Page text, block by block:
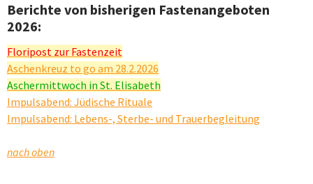
Berichte von bisherigen Fastenangeboten
2026:
Floripost zur Fastenzeit
Aschenkreuz to go am 28.2.2026
Aschermittwoch in St. Elisabeth
Impulsabend: Jüdische Rituale
Impulsabend: Lebens-, Sterbe- und Trauerbegleitung
nach oben